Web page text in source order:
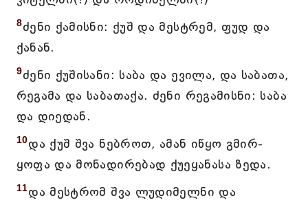
8ძენი ქამისნი: ქუშ და მესტრემ, ფუდ და
ქანან.
9ძენი ქუშისანი: საბა და ევილა, და საბათა,
რეგამა და საბათაქა. ძენი რეგამისნი: საბა
და დიედან.
10და ქუშ შვა ნებროთ, ამან იწყო გმირ-
ყოფა და მონადირებად ქუეყანასა ზედა.
11და მესტრომ შვა ლუდიმელნი და